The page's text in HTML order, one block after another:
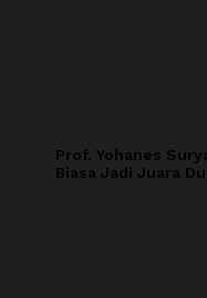
Prof. Yohanes
Biasa Jadi Juara